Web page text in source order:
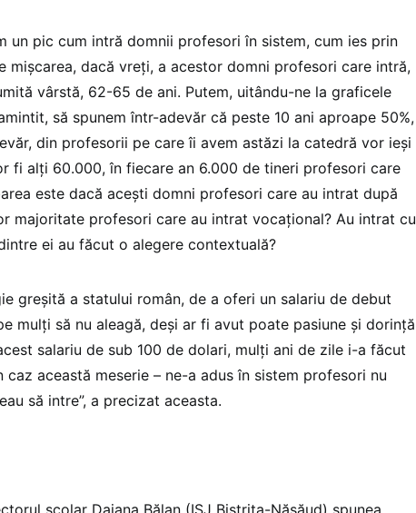
un pic cum intră domnii profesori în sistem, cum ies prin
mișcarea, dacă vreți, a acestor domni profesori care intră,
vârstă, 62-65 de ani. Putem, uitându-ne la graficele
să spunem într-adevăr că peste 10 ani aproape 50%,
din profesorii pe care îi avem astăzi la catedră vor ieși
fi alți 60.000, în fiecare an 6.000 de tineri profesori care
este dacă acești domni profesori care au intrat după
majoritate profesori care au intrat vocațional? Au intrat cu
ei au făcut o alegere contextuală?
greșită a statului român, de a oferi un salariu de debut
mulți să nu aleagă, deși ar fi avut poate pasiune și dorință
salariu de sub 100 de dolari, mulți ani de zile i-a făcut
caz această meserie – ne-a adus în sistem profesori nu
să intre”, a precizat aceasta.
școlar Daiana Bălan (ISJ Bistrița-Năsăud) spunea